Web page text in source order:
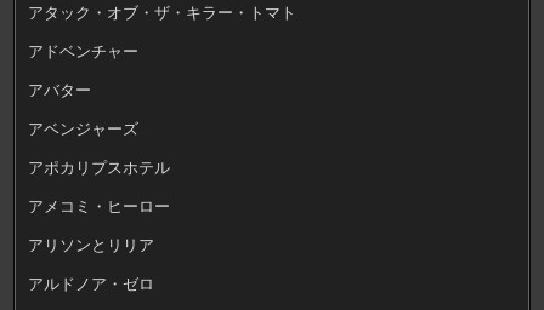
アタック・オブ・ザ・キラー・トマト
アドベンチャー
アバター
アベンジャーズ
アポカリプスホテル
アメコミ・ヒーロー
アリソンとリリア
アルドノア・ゼロ